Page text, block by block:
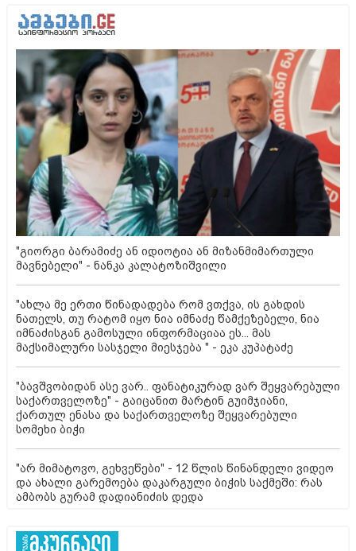
"გიორგი ბარამიძე ან იდიოტია ან მიზანმიმართული
მავნებელი" - ნანკა კალატოზიშვილი
"ახლა მე ერთი წინადადება რომ ვთქვა, ის გახდის
ნათელს, თუ რატომ იყო ნია იმნაძე წამქეზებელი, ნია
იმნაძისგან გამოსული ინფორმაციაა ეს... მას
მაქსიმალური სასჯელი მიესჯება " - ეკა კუპატაძე
"ბავშვობიდან ასე ვარ.. ფანატიკურად ვარ შეყვარებული
საქართველოზე" - გაიცანით მარტინ გუიმჯიანი,
ქართულ ენასა და საქართველოზე შეყვარებული
სომეხი ბიჭი
"არ მიმატოვო, გეხვეწები" - 12 წლის წინანდელი ვიდეო
და ახალი გარემოება დაკარგული ბიჭის საქმეში: რას
ამბობს გურამ დადიანიძის დედა